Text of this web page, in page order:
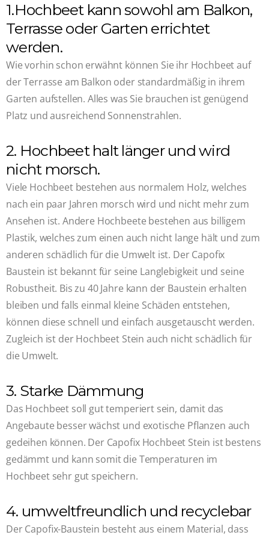
1.Hochbeet kann sowohl am Balkon,
Terrasse oder Garten errichtet
werden.
Wie vorhin schon erwähnt können Sie ihr Hochbeet auf
der Terrasse am Balkon oder standardmäßig in ihrem
Garten aufstellen. Alles was Sie brauchen ist genügend
Platz und ausreichend Sonnenstrahlen.
2. Hochbeet halt länger und wird
nicht morsch.
Viele Hochbeet bestehen aus normalem Holz, welches
nach ein paar Jahren morsch wird und nicht mehr zum
Ansehen ist. Andere Hochbeete bestehen aus billigem
Plastik, welches zum einen auch nicht lange hält und zum
anderen schädlich für die Umwelt ist. Der Capofix
Baustein ist bekannt für seine Langlebigkeit und seine
Robustheit. Bis zu 40 Jahre kann der Baustein erhalten
bleiben und falls einmal kleine Schäden entstehen,
können diese schnell und einfach ausgetauscht werden.
Zugleich ist der Hochbeet Stein auch nicht schädlich für
die Umwelt.
3. Starke Dämmung
Das Hochbeet soll gut temperiert sein, damit das
Angebaute besser wächst und exotische Pflanzen auch
gedeihen können. Der Capofix Hochbeet Stein ist bestens
gedämmt und kann somit die Temperaturen im
Hochbeet sehr gut speichern.
4. umweltfreundlich und recyclebar
Der Capofix-Baustein besteht aus einem Material, dass